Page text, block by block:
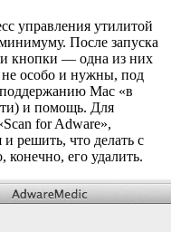
управления утилитой
После запуска
кнопки — одна из них
не особо и нужны, под
Mac «в
и помощь. Для
for Adware»,
и решить, что делать с
его удалить.